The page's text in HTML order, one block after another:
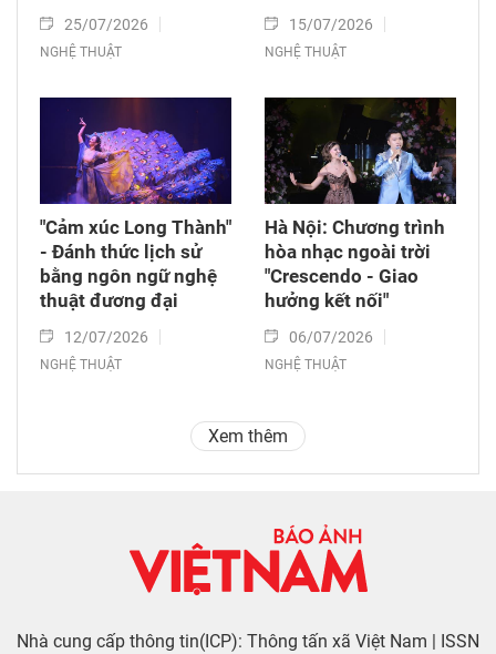
25/07/2026
NGHỆ THUẬT
15/07/2026
NGHỆ THUẬT
"Cảm xúc Long Thành"
- Đánh thức lịch sử
bằng ngôn ngữ nghệ
thuật đương đại
12/07/2026
NGHỆ THUẬT
Hà Nội: Chương trình
hòa nhạc ngoài trời
"Crescendo - Giao
hưởng kết nối"
06/07/2026
NGHỆ THUẬT
Xem thêm
Nhà cung cấp thông tin(ICP): Thông tấn xã Việt Nam | ISSN